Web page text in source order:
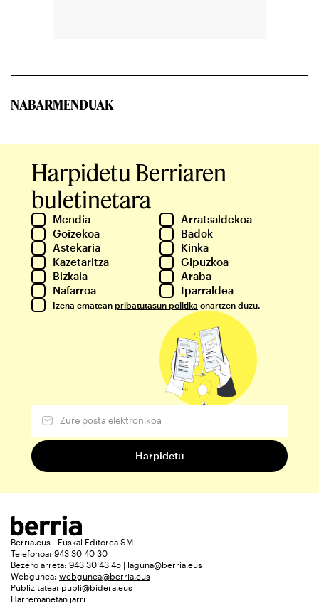
NABARMENDUAK
Harpidetu Berriaren
buletinetara
Mendia
Arratsaldekoa
Goizekoa
Badok
Astekaria
Kinka
Kazetaritza
Gipuzkoa
Bizkaia
Araba
Nafarroa
Iparraldea
Izena ematean pribatutasun politika onartzen duzu.
Berria.eus - Euskal Editorea SM
Telefonoa: 943 30 40 30
Bezero arreta: 943 30 43 45 | laguna@berria.eus
Webgunea: webgunea@berria.eus
Publizitatea: publi@bidera.eus
Harremanetan jarri